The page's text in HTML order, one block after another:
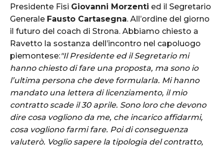
Presidente Fisi Giovanni Morzenti ed il Segretario
Generale Fausto Cartasegna. All’ordine del giorno
il futuro del coach di Strona. Abbiamo chiesto a
Ravetto la sostanza dell’incontro nel capoluogo
piemontese:"Il Presidente ed il Segretario mi
hanno chiesto di fare una proposta, ma sono io
l’ultima persona che deve formularla. Mi hanno
mandato una lettera di licenziamento, il mio
contratto scade il 30 aprile. Sono loro che devono
dire cosa vogliono da me, che incarico affidarmi,
cosa vogliono farmi fare. Poi di conseguenza
valuterò. Voglio sapere la tipologia del contratto,